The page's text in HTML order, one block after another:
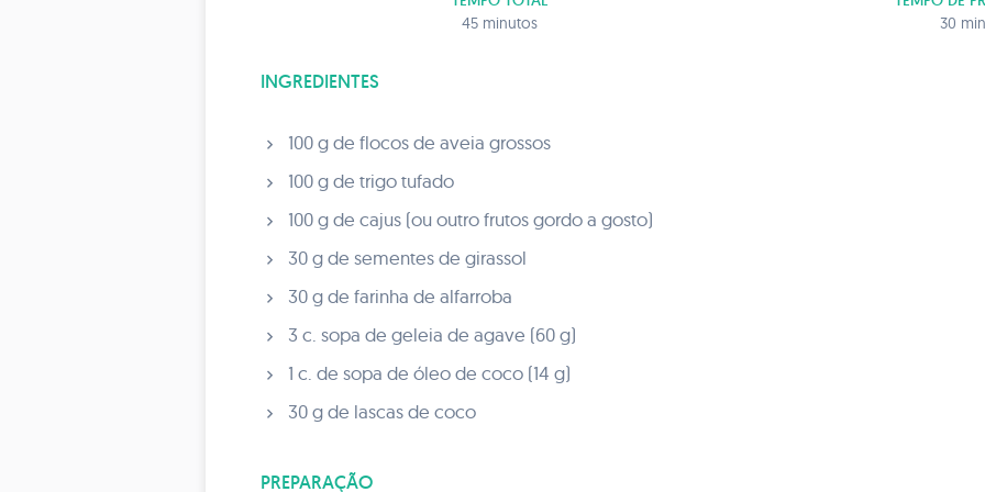
45 minutos
30
INGREDIENTES
100 g de flocos de aveia grossos
100 g de trigo tufado
100 g de cajus (ou outro frutos gordo a gosto)
30 g de sementes de girassol
30 g de farinha de alfarroba
3 c. sopa de geleia de agave (60 g)
1 c. de sopa de óleo de coco (14 g)
30 g de lascas de coco
PREPARAÇÃO